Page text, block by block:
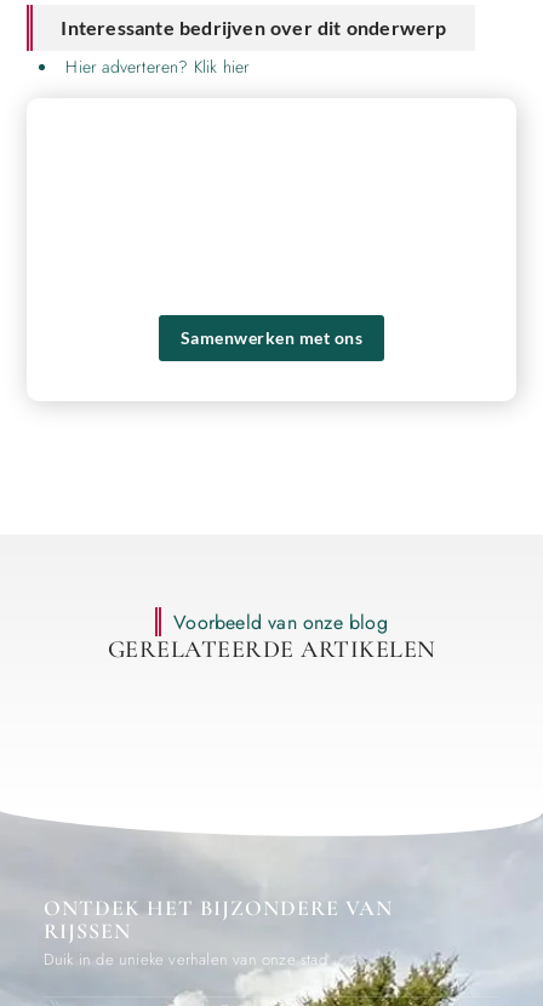
Interessante bedrijven over dit onderwerp
Hier adverteren? Klik hier
Samenwerken met ons
Voorbeeld van onze blog
GERELATEERDE ARTIKELEN
ONTDEK HET BIJZONDERE VAN
RIJSSEN
Duik in de unieke verhalen van onze stad